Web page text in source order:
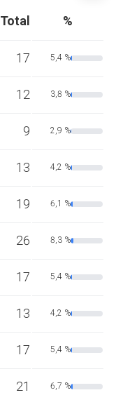
Total %
17 5,4 %
12 3,8 %
9 2,9 %
13 4,2 %
19 6,1 %
26 8,3 %
17 5,4 %
13 4,2 %
17 5,4 %
21 6,7 %